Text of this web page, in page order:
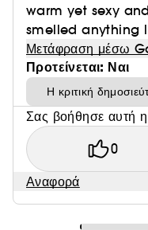
warm yet sexy
smelled anything
Μετάφραση μέσω
Προτείνεται: Ναι
Η κριτική
Σας βοήθησε αυτή
0
Αναφορά